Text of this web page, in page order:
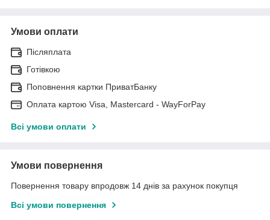
Умови оплати
Післяплата
Готівкою
Поповнення картки ПриватБанку
Оплата картою Visa, Mastercard - WayForPay
Всі умови оплати
Умови повернення
Повернення товару впродовж 14 днів за рахунок покупця
Всі умови повернення